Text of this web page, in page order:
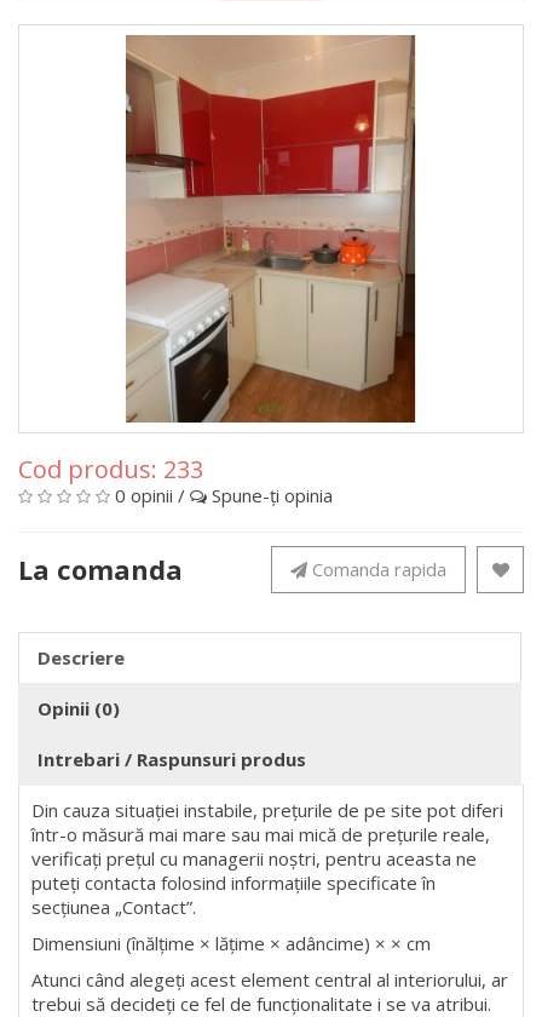
Cod produs: 233
0 opinii / Spune-ţi opinia
La comanda Comanda rapida
Descriere
Opinii (0)
Intrebari / Raspunsuri produs
Din cauza situației instabile, prețurile de pe site pot diferi
într-o măsură mai mare sau mai mică de prețurile reale,
verificați prețul cu managerii noștri, pentru aceasta ne
puteți contacta folosind informațiile specificate în
secțiunea „Contact”.
Dimensiuni (înălțime × lățime × adâncime) × × cm
Atunci când alegeți acest element central al interiorului, ar
trebui să decideți ce fel de funcționalitate i se va atribui.